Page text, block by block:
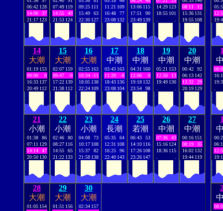
06:42 128
14:06
37
21:17 123
07:49 119
14:55
49
21:53 124
09:25 111
15:49
63
22:30 127
11:21 109
16:48
77
23:08 132
13:06 115
17:51
90
23:49 139
14:29 123
18:55 101
08:11
12
15:36 131
19:55 108
14
大潮
01:19 153
09:00
0
16:33 137
20:49 112
15
大潮
02:07 159
09:47
-9
17:22 139
21:38 112
16
大潮
02:55 163
10:34 -11
18:05 138
22:24 109
17
中潮
03:43 163
11:20
-8
18:43 136
23:08 104
18
中潮
04:31 160
12:06
0
19:18 132
23:54
98
19
中潮
05:21 153
12:50
13
19:49 130
20
中潮
00:42
92
06:13 142
13:32
29
20:19 129
21
小潮
01:38
86
07:11 129
14:14
47
20:50 130
22
小潮
02:46
80
08:27 116
14:55
65
21:22 133
23
小潮
04:08
73
10:17 108
15:37
82
21:58 138
24
長潮
05:35
64
12:31 108
16:25
96
22:40 143
25
若潮
06:43
53
14:10 116
17:26 108
23:26 147
26
中潮
07:36
43
15:16 124
18:36 115
27
中潮
00:16 151
08:19
35
16:02 132
19:44 119
28
大潮
01:05 154
29
大潮
01:51 156
30
大潮
02:34 157